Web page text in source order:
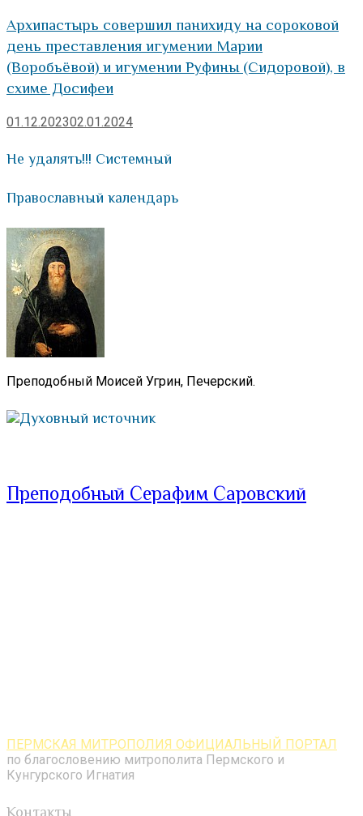
Архипастырь совершил панихиду на сороковой
день преставления игумении Марии
(Воробьёвой) и игумении Руфины (Сидоровой), в
схиме Досифеи
01.12.202302.01.2024
Не удалять!!! Системный
Православный календарь
Преподобный Моисей Угрин, Печерский.
Духовный источник
Преподобный Серафим Саровский
ПЕРМСКАЯ МИТРОПОЛИЯ ОФИЦИАЛЬНЫЙ ПОРТАЛ
по благословению митрополита Пермского и
Кунгурского Игнатия
Контакты